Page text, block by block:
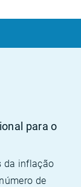
para o
da inflação
de